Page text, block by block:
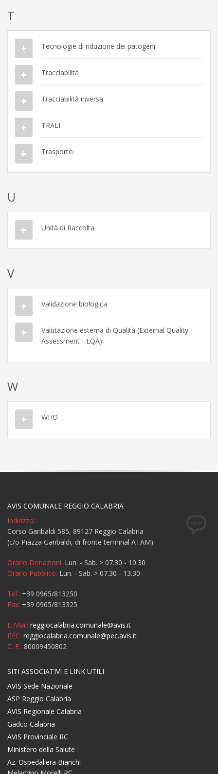
T
Tecnologie di riduzione dei patogeni
Tracciabilità
Tracciabilità inversa
TRALI
Trasporto
U
Unità di Raccolta
V
Validazione biologica
Valutazione esterna di Qualità (External Quality
Assessment - EQA)
W
WHO
AVIS COMUNALE REGGIO CALABRIA
Indirizzo:
Corso Garibaldi 585, 89127 Reggio Calabria
(c/o Piazza Garibaldi, di fronte terminal ATAM)
Orario Donazioni: Lun. - Sab. > 07.30 - 10.30
Orario Pubblico: Lun. - Sab. > 07.30 - 13.30
Tel.: +39 0965/813250
Fax: +39 0965/813325
E-Mail: reggiocalabria.comunale@avis.it
PEC: reggiocalabria.comunale@pec.avis.it
C. F.: 80009450802
SITI ASSOCIATIVI E LINK UTILI
AVIS Sede Nazionale
ASP Reggio Calabria
AVIS Regionale Calabria
Gadco Calabria
AVIS Provinciale RC
Ministero della Salute
Az. Ospedaliera Bianchi